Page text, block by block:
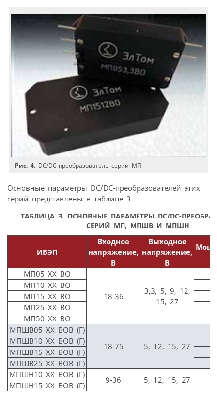
Рис. 4. DC/DC-преобразователь серии МП
Основные параметры DC/DC-преобразователей этих
серий представлены в таблице 3.
ТАБЛИЦА 3. ОСНОВНЫЕ ПАРАМЕТРЫ DC/DC-
СЕРИЙ МП, МПШВ И МПШН
ИВЭП
Входное
напряжение,
В
Выходное
напряжение,
В
МП05 ХХ ВО
18-36
3,3, 5, 9, 12,
15, 27
МП10 ХХ ВО
МП15 ХХ ВО
МП25 ХХ ВО
МП50 ХХ ВО
МПШВ05 ХХ ВОВ (Г)
18-75
5, 12, 15, 27
МПШВ10 ХХ ВОВ (Г)
МПШВ15 ХХ ВОВ (Г)
МПШВ25 ХХ ВОВ (Г)
МПШН10 ХХ ВОВ (Г)
9-36 5, 12, 15, 27
МПШН15 ХХ ВОВ (Г)